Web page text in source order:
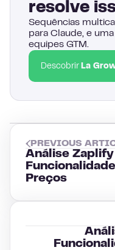
resolve
Sequências
para Claude, e
equipes GTM.
Descobrir La
PREVIOUS
Análise
Preços